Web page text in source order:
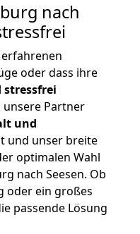
nach
oder dass ihre
stressfrei
Partner
und
und unser breite
optimalen Wahl
nach Seesen. Ob
oder ein großes
passende Lösung